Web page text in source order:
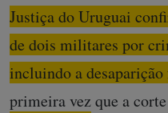
Justiça do Uruguai
de dois militares por
incluindo a desaparição
primeira vezque a